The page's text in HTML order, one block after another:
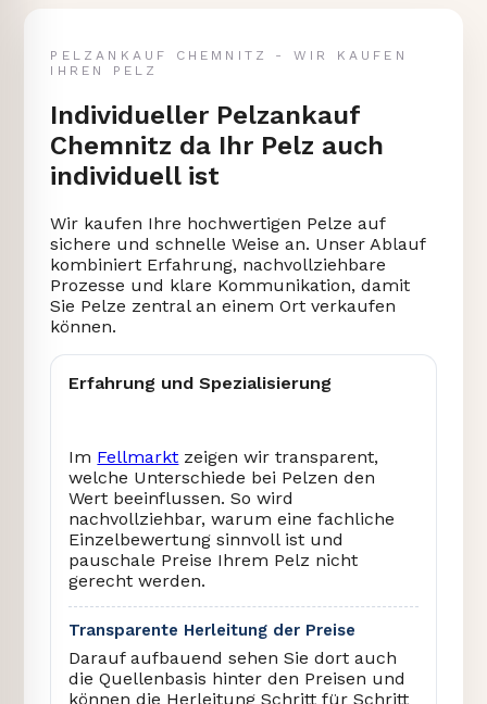
PELZANKAUF CHEMNITZ - WIR KAUFEN
IHREN PELZ
Individueller Pelzankauf
Chemnitz da Ihr Pelz auch
individuell ist
Wir kaufen Ihre hochwertigen Pelze auf
sichere und schnelle Weise an. Unser Ablauf
kombiniert Erfahrung, nachvollziehbare
Prozesse und klare Kommunikation, damit
Sie Pelze zentral an einem Ort verkaufen
können.
Erfahrung und Spezialisierung
Im Fellmarkt zeigen wir transparent,
welche Unterschiede bei Pelzen den
Wert beeinflussen. So wird
nachvollziehbar, warum eine fachliche
Einzelbewertung sinnvoll ist und
pauschale Preise Ihrem Pelz nicht
gerecht werden.
Transparente Herleitung der Preise
Darauf aufbauend sehen Sie dort auch
die Quellenbasis hinter den Preisen und
können die Herleitung Schritt für Schritt